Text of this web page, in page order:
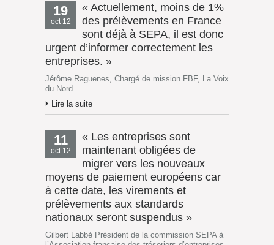
19
oct 12
« Actuellement, moins de 1%
des prélèvements en France
sont déjà à SEPA, il est donc
urgent d’informer correctement les
entreprises. »
Jérôme Raguenes, Chargé de mission FBF, La Voix
du Nord
Lire la suite
11
oct 12
« Les entreprises sont
maintenant obligées de
migrer vers les nouveaux
moyens de paiement européens car
à cette date, les virements et
prélèvements aux standards
nationaux seront suspendus »
Gilbert Labbé Président de la commission SEPA à